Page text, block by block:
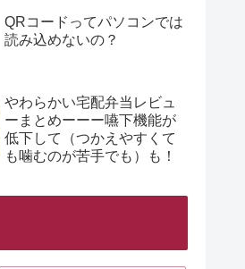
QRコードってパソコンでは
読み込めないの？
やわらかい宅配弁当レビュ
ーまとめーーー嚥下機能が
低下して（つかえやすくて
も噛むのが苦手でも）も！